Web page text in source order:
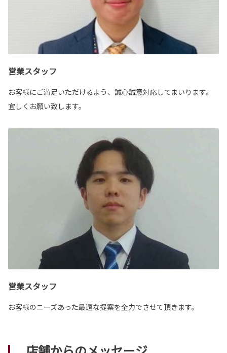
営業スタッフ
お客様にご満足いただけるよう、誠心誠意対応してまいります。
宜しくお願い致します。
営業スタッフ
お客様のニーズあった最適な提案を全力でさせて頂きます。